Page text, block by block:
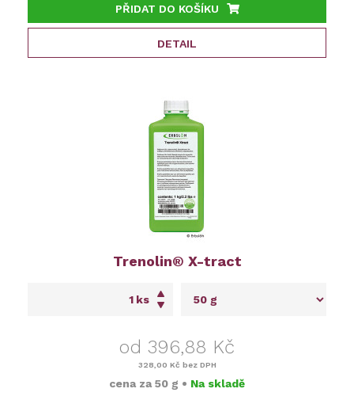
PŘIDAT DO KOŠÍKU
DETAIL
Trenolin® X-tract
ks
od 396,88 Kč
328,00 Kč bez DPH
cena za 50 g • Na skladě